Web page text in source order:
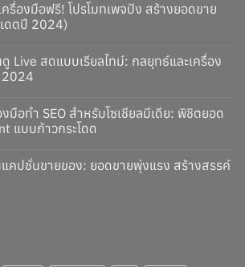
รื่องมือฟรี! โปรโมทเพจปัง สร้างยอดขาย
ดตปี 2024)
Live สดแบบเรียลไทม์: กลยุทธ์และเครื่อง
มือทำ SEO สำหรับโซเชียลมีเดีย: พิชิตยอด
แบบก้าวกระโดด
แคปชั่นขายของ: ยอดขายพุ่งแรง สร้างสรรค์